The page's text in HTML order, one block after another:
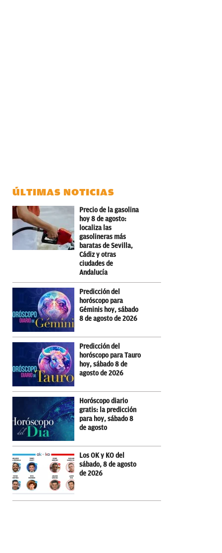
ÚLTIMAS NOTICIAS
Precio de la gasolina
hoy 8 de agosto:
localiza las
gasolineras más
baratas de Sevilla,
Cádiz y otras
ciudades de
Andalucía
Predicción del
horóscopo para
Géminis hoy, sábado
8 de agosto de 2026
Predicción del
horóscopo para Tauro
hoy, sábado 8 de
agosto de 2026
Horóscopo diario
gratis: la predicción
para hoy, sábado 8
de agosto
Los OK y KO del
sábado, 8 de agosto
de 2026